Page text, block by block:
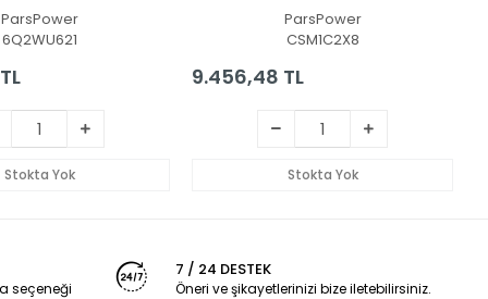
ParsPower
6Q2WU621
Stokta Yok
ParsPower
CSM1C2X8
9.456,48 TL
Stokta Yok
seçeneği
7 / 24 DESTEK
Öneri ve şikayetlerinizi bize iletebilirsiniz.